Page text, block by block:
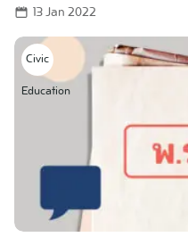
13 Jan 2022
Civic
Education